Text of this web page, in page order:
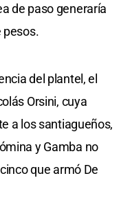
de paso generaría
pesos.
del plantel, el
Orsini, cuya
a los santiagueños,
y Gamba no
que armó De